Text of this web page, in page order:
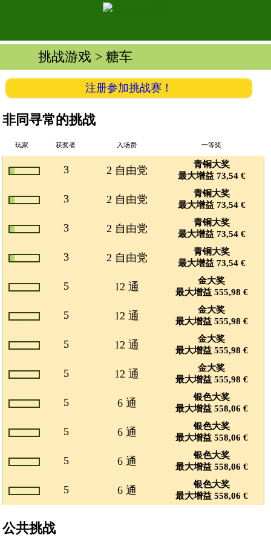
挑战游戏 > 糖车
注册参加挑战赛！
非同寻常的挑战
玩家 获奖者 入场费 一等奖
3 2 自由党
青铜大奖
最大增益 73,54 €
3 2 自由党
青铜大奖
最大增益 73,54 €
3 2 自由党
青铜大奖
最大增益 73,54 €
3 2 自由党
青铜大奖
最大增益 73,54 €
5 12 通
金大奖
最大增益 555,98 €
5 12 通
金大奖
最大增益 555,98 €
5 12 通
金大奖
最大增益 555,98 €
5 12 通
金大奖
最大增益 555,98 €
5 6 通
银色大奖
最大增益 558,06 €
5 6 通
银色大奖
最大增益 558,06 €
5 6 通
银色大奖
最大增益 558,06 €
5 6 通
银色大奖
最大增益 558,06 €
公共挑战